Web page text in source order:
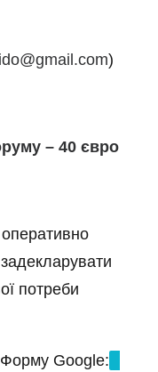
)
– 40 євро
потреби
Форму Google: